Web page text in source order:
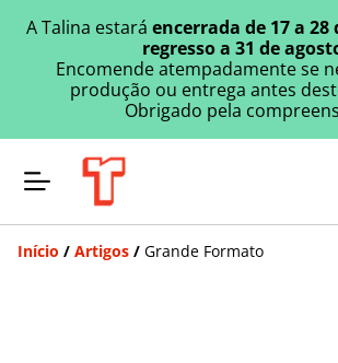
A Talina estará encerrada de 17 a 28
regresso a 31 de
Encomende atempadamente se
produção ou entrega antes
Obrigado pela
Início / Artigos / Grande Formato